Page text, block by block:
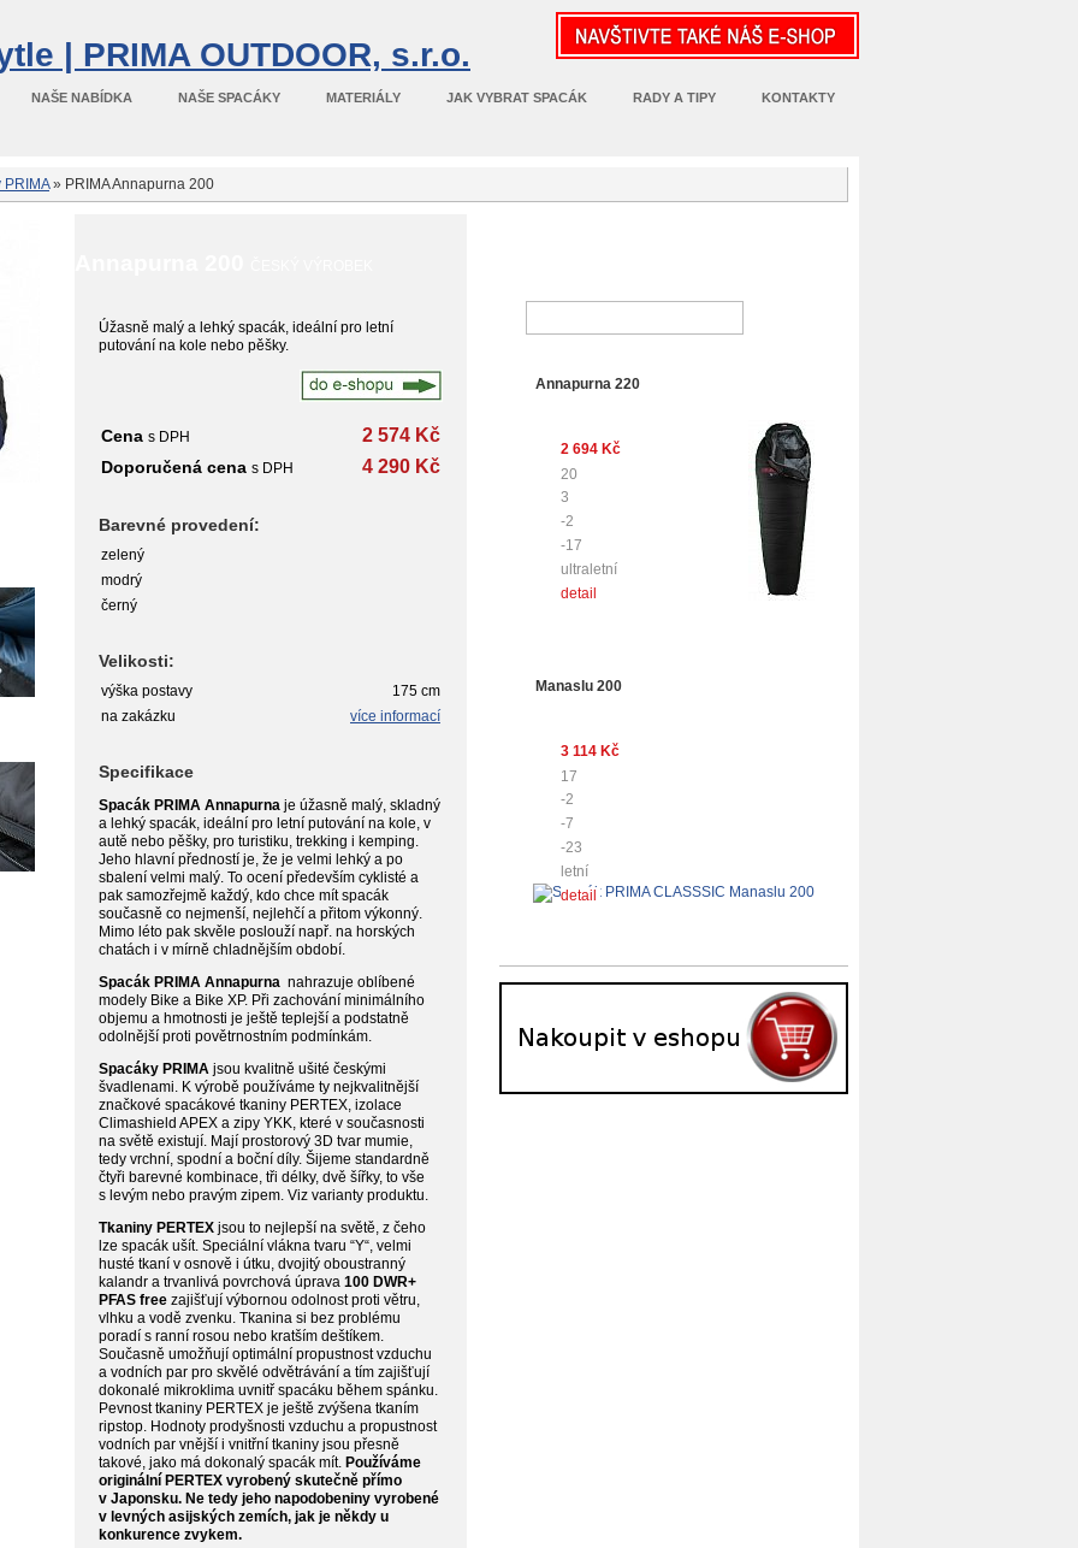
NAŠE NABÍDKA NAŠE SPACÁKY MATERIÁLY JAK VYBRAT SPACÁK RADY A TIPY KONTAKTY
PRIMA» PRIMA Annapurna 200
Annapurna 220
2 694 Kč
ultraletní
20
3
-2
-17
detail
Manaslu 200
3 114 Kč
letní
17
-2
-7
-23
detail
Úžasně malý a lehký spacák, ideální pro letní
putování na kole nebo pěšky.
Cena s DPH 2 574 Kč
Doporučená cena s DPH 4 290 Kč
Barevné provedení:
zelený
modrý
černý
Velikosti:
výška postavy
175 cm
na zakázku
více informací
Specifikace
Spacák PRIMA Annapurna je úžasně malý, skladný
a lehký spacák, ideální pro letní putování na kole, v
autě nebo pěšky, pro turistiku, trekking i kemping.
Jeho hlavní předností je, že je velmi lehký a po
sbalení velmi malý. To ocení především cyklisté a
pak samozřejmě každý, kdo chce mít spacák
současně co nejmenší, nejlehčí a přitom výkonný.
Mimo léto pak skvěle poslouží např. na horských
chatách i v mírně chladnějším období.
Spacák PRIMA Annapurna nahrazuje oblíbené
modely Bike a Bike XP. Při zachování minimálního
objemu a hmotnosti je ještě teplejší a podstatně
odolnější proti povětrnostním podmínkám.
Spacáky PRIMA jsou kvalitně ušité českými
švadlenami. K výrobě používáme ty nejkvalitnější
značkové spacákové tkaniny PERTEX, izolace
Climashield APEX a zipy YKK, které v současnosti
na světě existují. Mají prostorový 3D tvar mumie,
tedy vrchní, spodní a boční díly. Šijeme standardně
čtyři barevné kombinace, tři délky, dvě šířky, to vše
s levým nebo pravým zipem. Viz varianty produktu.
Tkaniny PERTEX jsou to nejlepší na světě, z čeho
lze spacák ušít. Speciální vlákna tvaru “Y“, velmi
husté tkaní v osnově i útku, dvojitý oboustranný
kalandr a trvanlivá povrchová úprava 100 DWR+
PFAS free zajišťují výbornou odolnost proti větru,
vlhku a vodě zvenku. Tkanina si bez problému
poradí s ranní rosou nebo kratším deštíkem.
Současně umožňují optimální propustnost vzduchu
a vodních par pro skvělé odvětrávání a tím zajišťují
dokonalé mikroklima uvnitř spacáku během spánku.
Pevnost tkaniny PERTEX je ještě zvýšena tkaním
ripstop. Hodnoty prodyšnosti vzduchu a propustnost
vodních par vnější i vnitřní tkaniny jsou přesně
takové, jako má dokonalý spacák mít. Používáme
originální PERTEX vyrobený skutečně přímo
v Japonsku. Ne tedy jeho napodobeniny vyrobené
v levných asijských zemích, jak je někdy u
konkurence zvykem.